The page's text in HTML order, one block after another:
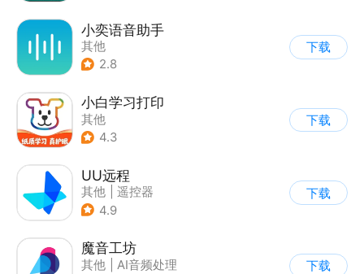
小奕语音助手
其他
2.8
下载
小白学习打印
其他
4.3
下载
UU远程
其他
遥控器
4.9
下载
魔音工坊
其他
AI音频处理
下载